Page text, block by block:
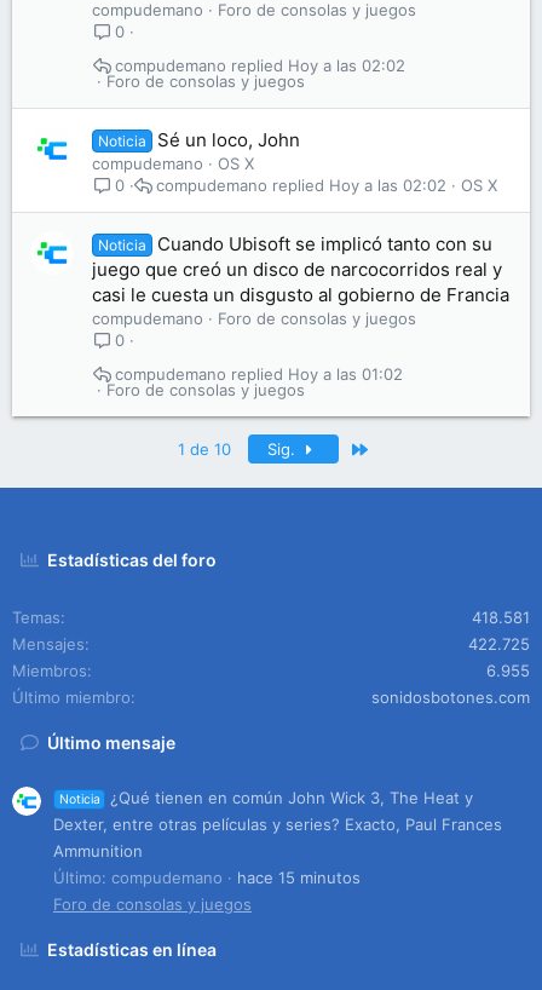
compudemano
Foro de consolas y juegos
0
Foro de consolas y juegos
Hoy a las 02:02
compudemano
Noticia Sé un loco, John
compudemano
OS X
0
OS X
Hoy a las 02:02
compudemano
Noticia
Cuando Ubisoft se implicó tanto con su
juego que creó un disco de narcocorridos real y
casi le cuesta un disgusto al gobierno de Francia
compudemano
Foro de consolas y juegos
0
Foro de consolas y juegos
Hoy a las 01:02
compudemano
1 de 10 Sig.
Estadísticas del foro
Temas
418.581
Mensajes
422.725
Miembros
6.955
Último miembro
sonidosbotones.com
Último mensaje
Noticia
¿Qué tienen en común John Wick 3, The Heat y
Dexter, entre otras películas y series? Exacto, Paul Frances
Ammunition
Último: compudemano
hace 15 minutos
Foro de consolas y juegos
Estadísticas en línea